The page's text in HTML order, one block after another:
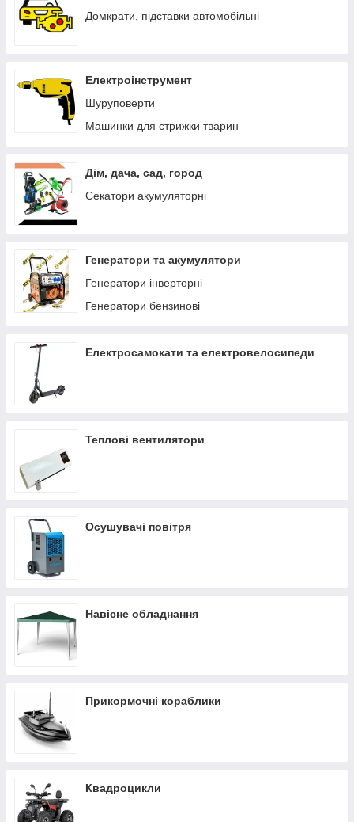
Домкрати, підставки автомобільні
Електроінструмент
Шуруповерти
Машинки для стрижки тварин
Дім, дача, сад, город
Секатори акумуляторні
Генератори та акумулятори
Генератори інверторні
Генератори бензинові
Електросамокати та електровелосипеди
Теплові вентилятори
Осушувачі повітря
Навісне обладнання
Прикормочні кораблики
Квадроцикли